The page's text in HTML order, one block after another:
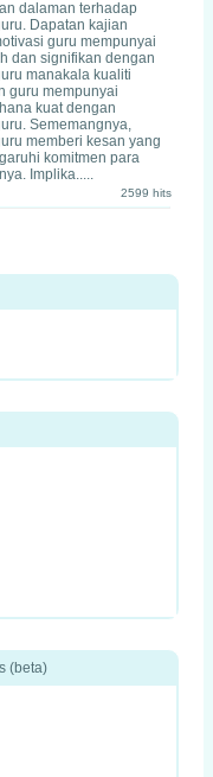
dalaman terhadap
Dapatan kajian
guru mempunyai
dan signifikan dengan
manakala kualiti
guru mempunyai
kuat dengan
Sememangnya,
memberi kesan yang
komitmen para
Implika.....
2599 hits
(beta)